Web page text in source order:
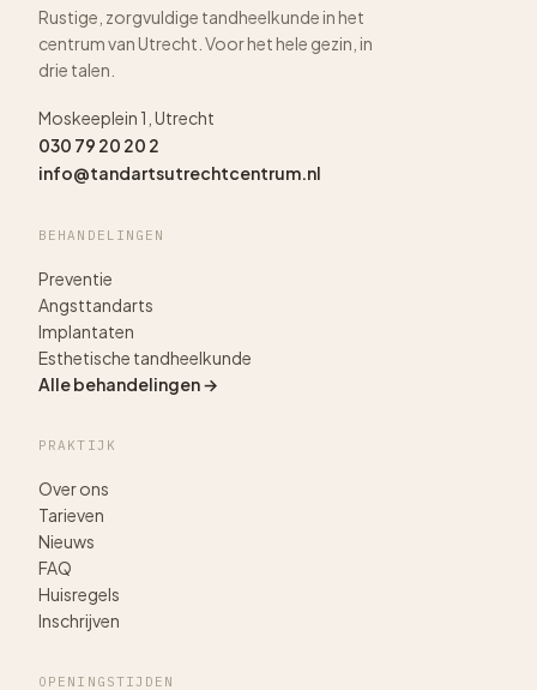
Rustige, zorgvuldige tandheelkunde in het
centrum van Utrecht. Voor het hele gezin, in
drie talen.
Moskeeplein 1, Utrecht
030 79 20 20 2
info@tandartsutrechtcentrum.nl
BEHANDELINGEN
Preventie
Angsttandarts
Implantaten
Esthetische tandheelkunde
Alle behandelingen →
PRAKTIJK
Over ons
Tarieven
Nieuws
FAQ
Huisregels
Inschrijven
OPENINGSTIJDEN